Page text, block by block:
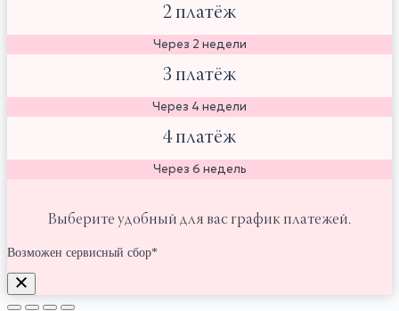
2 платёж
Через 2 недели
3 платёж
Через 4 недели
4 платёж
Через 6 недель
Выберите удобный для вас график платежей.
Возможен сервисный сбор*